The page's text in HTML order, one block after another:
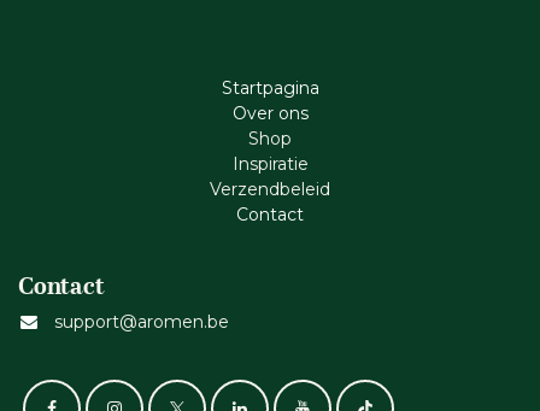
Startpagina
Ove​r​ ons
Shop
Inspiratie
Verzendbeleid
Cont​act
Contact
support@aromen.be